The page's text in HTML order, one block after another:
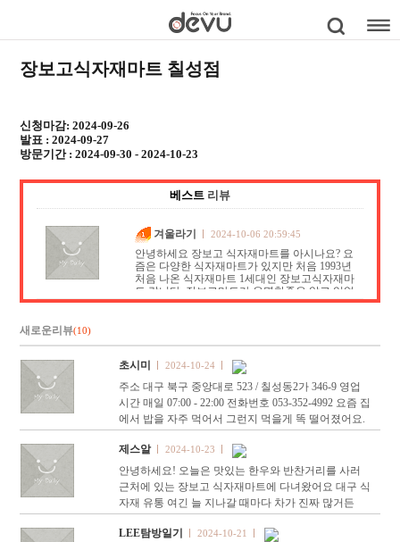
장보고식자재마트 칠성점
신청마감: 2024-09-26
발표 : 2024-09-27
방문기간 : 2024-09-30 - 2024-10-23
베스트 리뷰
겨울라기 2024-10-06 20:59:45
안녕하세요 장보고 식자재마트를 아시나요? 요
즘은 다양한 식자재마트가 있지만 처음 1993년
처음 나온 식자재마트 1세대인 장보고식자재마
트 랍니다. 장보고마트가 유명한줄은 알고 있었
는데 이번에 처음 방문해보게 되었답니…
새로운리뷰(10)
초시미 2024-10-24
주소 대구 북구 중앙대로 523 / 칠성동2가 346-9 영업
시간 매일 07:00 - 22:00 전화번호 053-352-4992 요즘 집
에서 밥을 자주 먹어서 그런지 먹을게 똑 떨어졌어요.
그래서 장보고식자재마트칠설점에 장보러갔어요~~
장보고마트는 대구식…
제스알 2024-10-23
안녕하세요! 오늘은 맛있는 한우와 반찬거리를 사러
근처에 있는 장보고 식자재마트에 다녀왔어요 대구 식
자재 유통 여긴 늘 지나갈 때마다 차가 진짜 많거든
요?! 주차장이 아주 난리 난리 늘 사람들로 북적북적
거리더라고요 …
LEE탐방일기 2024-10-21